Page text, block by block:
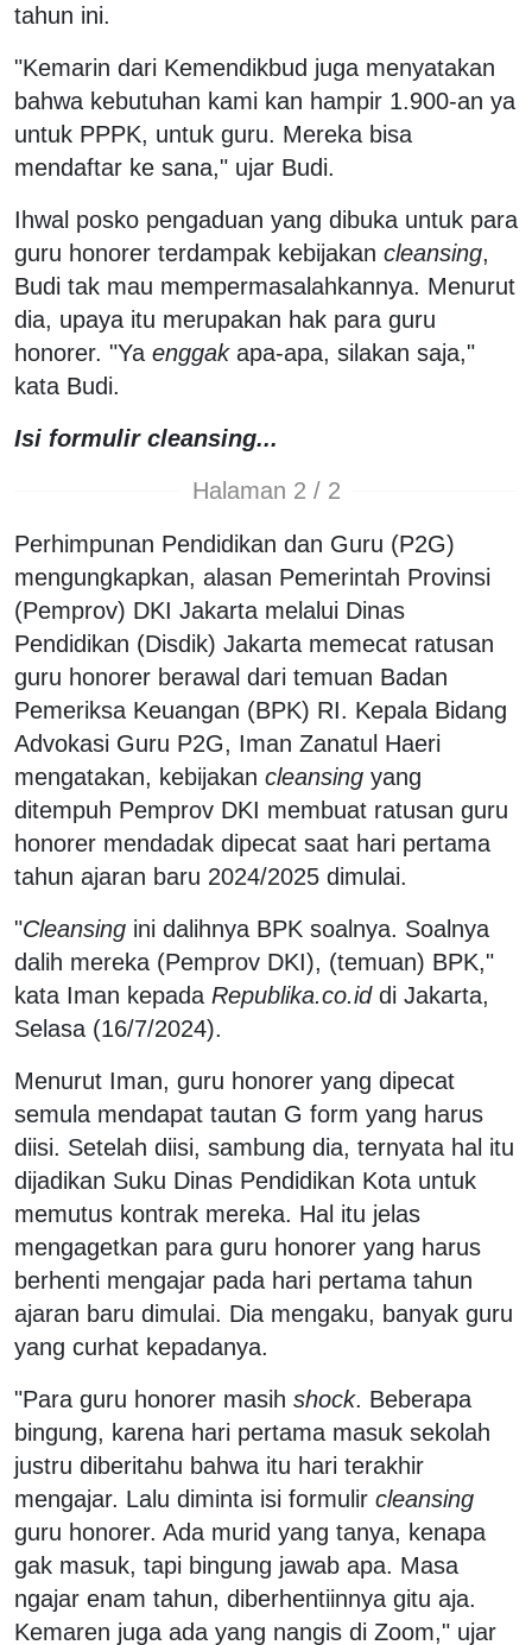
tahun ini.
"Kemarin dari Kemendikbud juga menyatakan
bahwa kebutuhan kami kan hampir 1.900-an ya
untuk PPPK, untuk guru. Mereka bisa
mendaftar ke sana," ujar Budi.
Ihwal posko pengaduan yang dibuka untuk para
guru honorer terdampak kebijakan cleansing,
Budi tak mau mempermasalahkannya. Menurut
dia, upaya itu merupakan hak para guru
honorer. "Ya enggakapa-apa, silakan saja,"
kata Budi.
Isi formulir cleansing...
Halaman 2 / 2
Perhimpunan Pendidikan dan Guru (P2G)
mengungkapkan, alasan Pemerintah Provinsi
(Pemprov) DKI Jakarta melalui Dinas
Pendidikan (Disdik) Jakarta memecat ratusan
guru honorer berawal dari temuan Badan
Pemeriksa Keuangan (BPK) RI. Kepala Bidang
Advokasi Guru P2G, Iman Zanatul Haeri
mengatakan, kebijakan cleansing yang
ditempuh Pemprov DKI membuat ratusan guru
honorer mendadak dipecat saat hari pertama
tahun ajaran baru 2024/2025 dimulai.
"Cleansing ini dalihnya BPK soalnya. Soalnya
dalih mereka (Pemprov DKI), (temuan) BPK,"
kata Iman kepada Republika.co.iddi Jakarta,
Selasa (16/7/2024).
Menurut Iman, guru honorer yang dipecat
semula mendapat tautan G form yang harus
diisi. Setelah diisi, sambung dia, ternyata hal itu
dijadikan Suku Dinas Pendidikan Kota untuk
memutus kontrak mereka. Hal itu jelas
mengagetkan para guru honorer yang harus
berhenti mengajar pada hari pertama tahun
ajaran baru dimulai. Dia mengaku, banyak guru
yang curhat kepadanya.
"Para guru honorer masih shock. Beberapa
bingung, karena hari pertama masuk sekolah
justru diberitahu bahwa itu hari terakhir
mengajar. Lalu diminta isi formulir cleansing
guru honorer. Ada murid yang tanya, kenapa
gak masuk, tapi bingung jawab apa. Masa
ngajar enam tahun, diberhentiinnya gitu aja.
Kemaren juga ada yang nangis di Zoom," ujar